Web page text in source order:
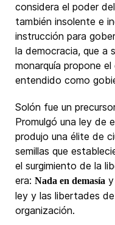
considera el poder
también insolente e
instrucción para
la democracia, que a
monarquía propone
entendido como
Solón fue un
Promulgó una ley de
produjo una élite de
semillas que
el surgimiento de la
era: Nada en demasía
ley y las libertades
organización.